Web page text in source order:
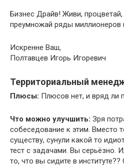
Бизнес Драйв! Живи, процветай,
преумножай ряды миллионеров
Искренне Ваш,
Полтавцев Игорь Игоревич
Территориальный
Плюсы: Плюсов нет, и вряд ли
Что можно улучшить: Зря
собеседование к этим. Вместо
существу, сунули какой то
тест с задачами. Вы серьёзно.
то, что вы сидите в